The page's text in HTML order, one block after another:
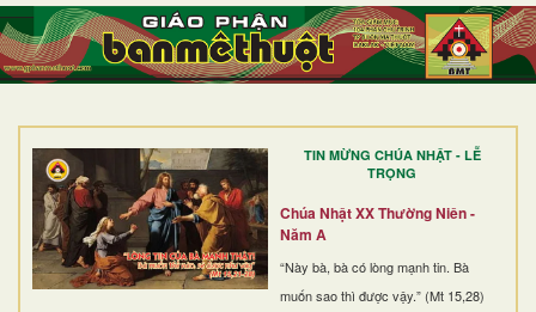
TIN MỪNG CHÚA NHẬT - LỄ
TRỌNG
Chúa Nhật XX Thường Niên -
Năm A
“Này bà, bà có lòng mạnh tin. Bà
muốn sao thì được vậy.” (Mt 15,28)
TRANG NHẤT
GIỚI THIỆU
DÒNG TU
BAN MỤC VỤ
ĐOÀN THỂ CG